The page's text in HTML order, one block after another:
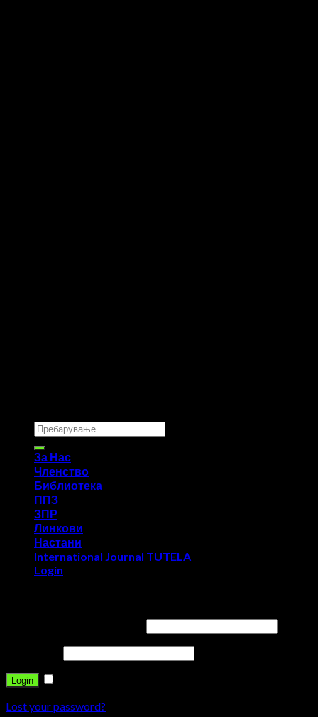
За Нас
Членство
Библиотека
ППЗ
ЗПР
Линкови
Настани
International Journal TUTELA
Login
Login
Lost your password?